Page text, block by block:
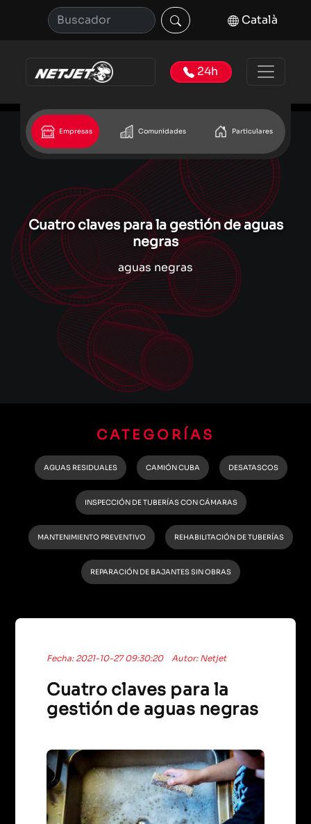
Català
24h
Empresas Comunidades Particulares
Cuatro claves para la gestión de aguas
negras
aguas negras
CATEGORÍAS
AGUAS RESIDUALES CAMIÓN CUBA DESATASCOS
INSPECCIÓN DE TUBERÍAS CON CÁMARAS
MANTENIMIENTO PREVENTIVO REHABILITACIÓN DE TUBERÍAS
REPARACIÓN DE BAJANTES SIN OBRAS
Fecha: 2021-10-27 09:30:20 Autor: Netjet
Cuatro claves para la
gestión de aguas negras